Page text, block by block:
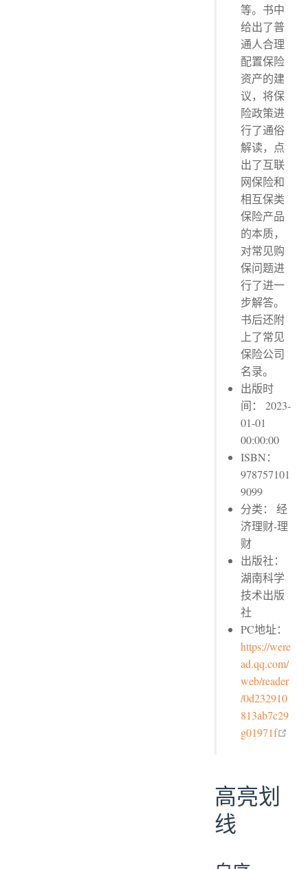
等。书中
给出了普
通人合理
配置保险
资产的建
议，将保
险政策进
行了通俗
解读，点
出了互联
网保险和
相互保类
保险产品
的本质，
对常见购
保问题进
行了进一
步解答。
书后还附
上了常见
保险公司
名录。
出版时
间： 2023-
01-01
00:00:00
ISBN：
978757101
9099
分类： 经
济理财-理
财
出版社：
湖南科学
技术出版
社
PC地址：
https://were
ad.qq.com/
web/reader
/0d232910
813ab7c29
g01971f
高亮划
线